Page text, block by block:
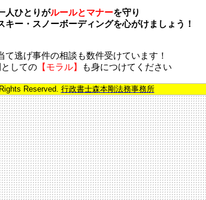
人ひとりがルールとマナーを守り
キー・スノーボーディングを心がけましょう！
て逃げ事件の相談も数件受けています！
しての【モラル】 も身につけてください
Reserved. 行政書士森本剛法務事務所